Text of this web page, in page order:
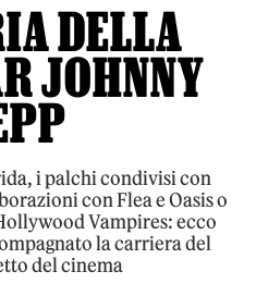
DELLA
JOHNNY
i palchi condivisi con
con Flea e Oasis o
Vampires: ecco
la carriera del
del cinema